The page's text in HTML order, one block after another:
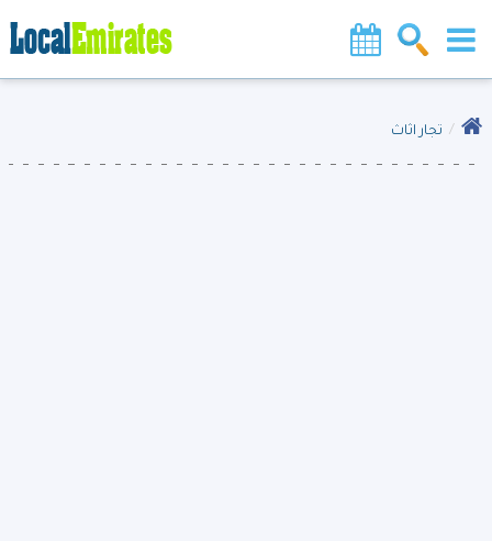
تجار اثاث